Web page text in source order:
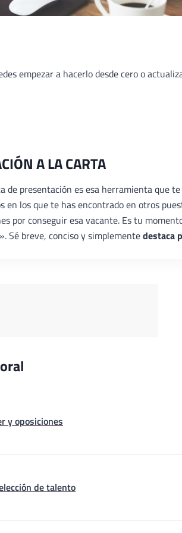
empezar a hacerlo desde cero o
A LA CARTA
de presentación es esa herramienta que te
en los que te has encontrado en otros
por conseguir esa vacante. Es tu
Sé breve, conciso y simplementedestaca
y oposiciones
de talento